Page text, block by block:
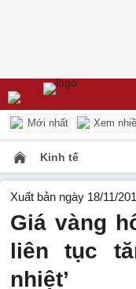
Mới nhất Xem
Kinh tế
Xuất bản ngày 18/11/
Giá vàng
liên tục
nhiệt’